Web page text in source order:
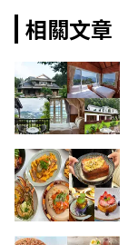
相關文章